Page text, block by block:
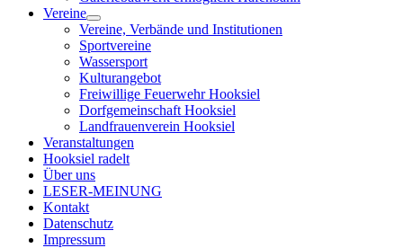
Vereine
Menü
öffnen
Vereine, Verbände und Institutionen
Sportvereine
Wassersport
Kulturangebot
Freiwillige Feuerwehr Hooksiel
Dorfgemeinschaft Hooksiel
Landfrauenverein Hooksiel
Veranstaltungen
Hooksiel radelt
Über uns
LESER-MEINUNG
Kontakt
Datenschutz
Impressum